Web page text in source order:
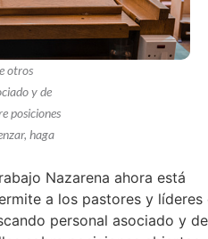
otros
y de
posiciones
haga
Nazarena ahora está
a los pastores y líderes
personal asociado y de